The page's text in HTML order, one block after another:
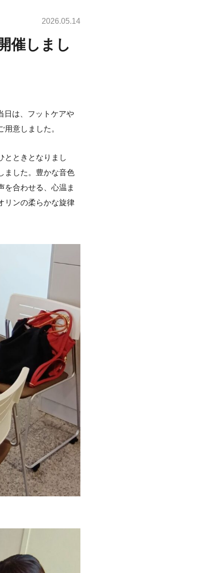
2026.05.14
催しまし
日は、フットケアや
意しました。
とときとなりまし
ました。豊かな音色
を合わせる、心温ま
リンの柔らかな旋律